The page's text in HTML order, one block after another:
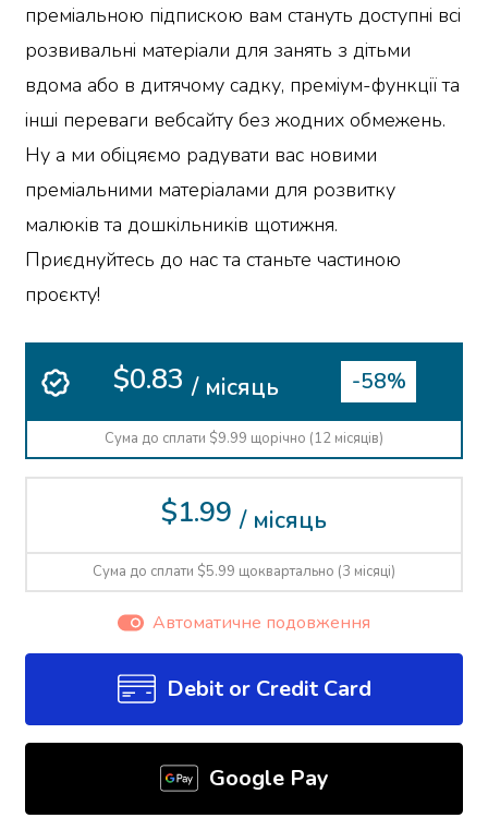
преміальною підпискою вам стануть доступні всі
розвивальні матеріали для занять з дітьми
вдома або в дитячому садку, преміум-функції та
інші переваги вебсайту без жодних обмежень.
Ну а ми обіцяємо радувати вас новими
преміальними матеріалами для розвитку
малюків та дошкільників щотижня.
Приєднуйтесь до нас та станьте частиною
проєкту!
$0.83 / місяць -58%
Сума до сплати $9.99 щорічно (12 місяців)
$1.99 / місяць
Сума до сплати $5.99 щоквартально (3 місяці)
Автоматичне подовження
Debit or Credit Card
Google Pay